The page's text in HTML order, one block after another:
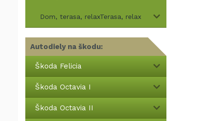
Dom, terasa, relaxTerasa, relax
Autodiely na škodu:
Škoda Felicia
Škoda Octavia I
Škoda Octavia II